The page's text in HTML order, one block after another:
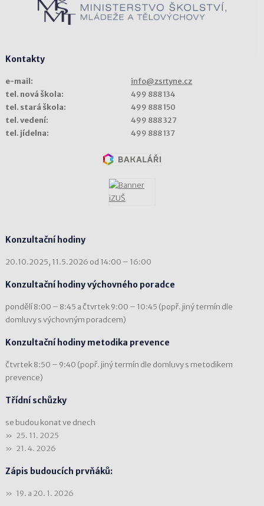
Kontakty
e-mail:
info@zsrtyne.cz
tel. nová škola:
499 888 134
tel. stará škola:
499 888 150
tel. vedení:
499 888 327
tel. jídelna:
499 888 137
Konzultační hodiny
20.10.2025, 11.5.2026 od 14:00 – 16:00
Konzultační hodiny výchovného poradce
pondělí 8:00 – 8:45 a čtvrtek 9:00 – 10:45 (popř. jiný termín dle
domluvy s výchovným poradcem)
Konzultační hodiny metodika prevence
čtvrtek 8:50 – 9:40 (popř. jiný termín dle domluvy s metodikem
prevence)
Třídní schůzky
se budou konat ve dnech
25. 11. 2025
21. 4. 2026
Zápis budoucích prvňáků:
19. a 20. 1. 2026